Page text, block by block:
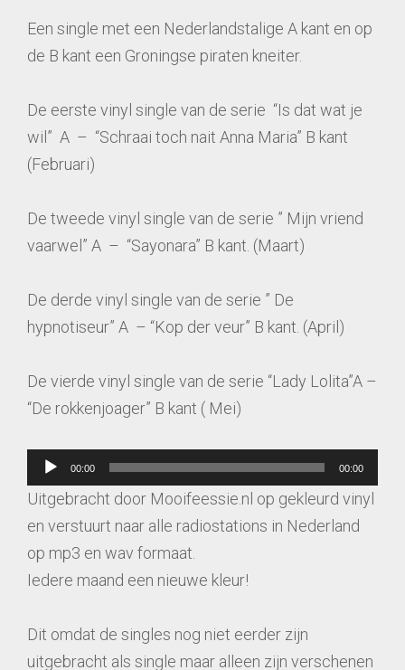
Een single met een Nederlandstalige A kant en op
de B kant een Groningse piraten kneiter.
De eerste vinyl single van de serie “Is dat wat je
wil” A – “Schraai toch nait Anna Maria” B kant
(Februari)
De tweede vinyl single van de serie ” Mijn vriend
vaarwel” A – “Sayonara” B kant. (Maart)
De derde vinyl single van de serie ” De
hypnotiseur” A – “Kop der veur” B kant. (April)
De vierde vinyl single van de serie “Lady Lolita”A –
“De rokkenjoager” B kant ( Mei)
Audiospeler
00:00 00:00
Uitgebracht door Mooifeessie.nl op gekleurd vinyl
en verstuurt naar alle radiostations in Nederland
op mp3 en wav formaat.
Iedere maand een nieuwe kleur!
Dit omdat de singles nog niet eerder zijn
uitgebracht als single maar alleen zijn verschenen